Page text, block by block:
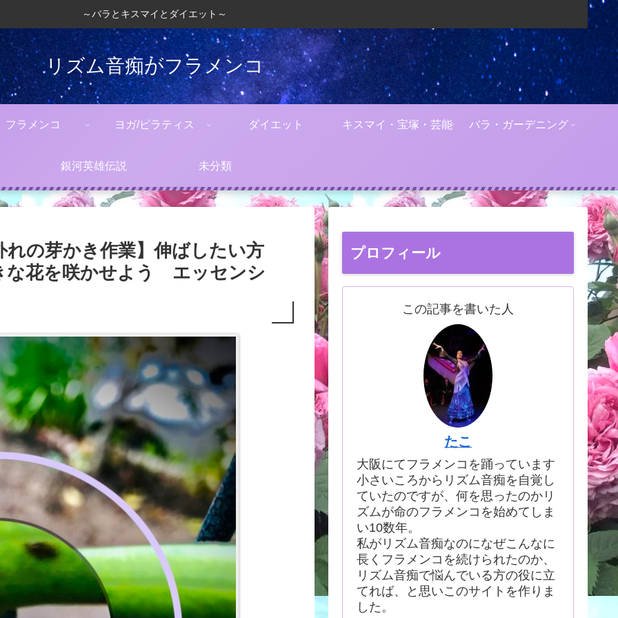
～バラとキスマイとダイエット～
リズム音痴がフラメンコ
フラメンコ ヨガ/ピラティス ダイエット キスマイ・宝塚・芸能 バラ・ガーデニング
銀河英雄伝説 未分類
の芽かき作業】伸ばしたい方
な花を咲かせよう エッセンシ
プロフィール
この記事を書いた人
たこ
大阪にてフラメンコを踊っています
小さいころからリズム音痴を自覚し
ていたのですが、何を思ったのかリ
ズムが命のフラメンコを始めてしま
い10数年。
私がリズム音痴なのになぜこんなに
長くフラメンコを続けられたのか、
リズム音痴で悩んでいる方の役に立
てれば、と思いこのサイトを作りま
した。